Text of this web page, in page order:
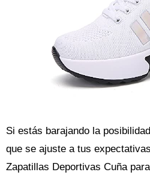
Si estás barajando la
que se ajuste a tus
Zapatillas Deportivas Cuña